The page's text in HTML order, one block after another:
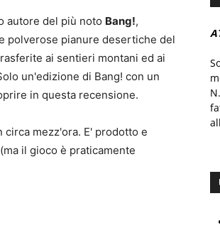
autore del più noto Bang!,
polverose pianure desertiche del
ai sentieri montani ed ai
un'edizione di Bang! con un
in questa recensione.
mezz'ora. E' prodotto e
il gioco è praticamente